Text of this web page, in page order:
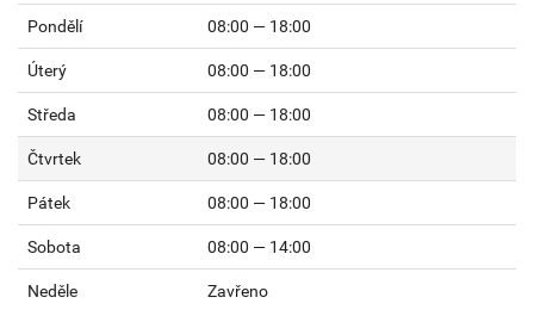
Pondělí 08:00 — 18:00
Úterý 08:00 — 18:00
Středa 08:00 — 18:00
Čtvrtek 08:00 — 18:00
Pátek 08:00 — 18:00
Sobota 08:00 — 14:00
Neděle Zavřeno